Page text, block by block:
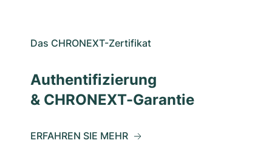
Das CHRONEXT-Zertifikat
Authentifizierung
& CHRONEXT-Garantie
ERFAHREN SIE MEHR